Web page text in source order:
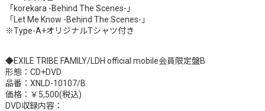
「korekara -Behind The Scenes-」
「Let Me Know -Behind The Scenes-」
※Type-A+オリジナルTシャツ付き
◆EXILE TRIBE FAMILY/LDH official mobile会員限定盤B
形態：CD+DVD
品番：XNLD-10107/B
価格：￥5,500(税込)
DVD収録内容：